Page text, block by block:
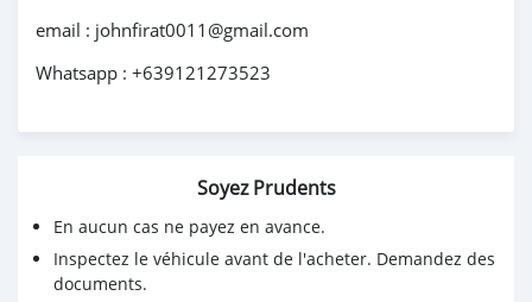
email : johnfirat0011@gmail.com
Whatsapp : +639121273523
Soyez Prudents
En aucun cas ne payez en avance.
Inspectez le véhicule avant de l'acheter. Demandez des
documents.